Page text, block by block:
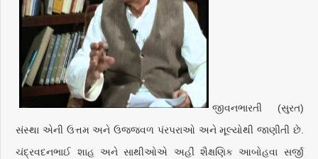
જીવનભારતી (સુરત)
સંસ્થા એની ઉત્તમ અને ઉજ્જવળ પંરપરાઓ અને મૂલ્યોથી જાણીતી છે.
ચંદ્રવદનભાઈ શાહ અને સાથીઓએ અહીં શૈક્ષણિક આબોહવા સર્જી